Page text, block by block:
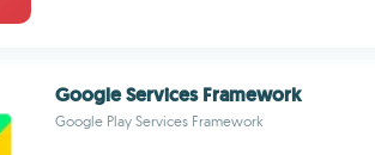
Google Services Framework
Google Play Services Framework